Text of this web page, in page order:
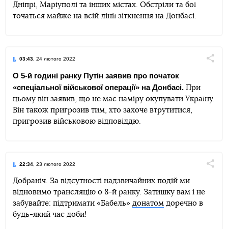
Дніпрі, Маріуполі та інших містах. Обстріли та бої
точаться майже на всій лінії зіткнення на Донбасі.
03:43, 24 лютого 2022
TelegramFacebookTwitter
О 5-й годині ранку Путін заявив про початок
«спеціальної військової операції» на Донбасі. При
цьому він заявив, що не має наміру окупувати Україну.
Він також пригрозив тим, хто захоче втрутитися,
пригрозив військовою відповіддю.
22:34, 23 лютого 2022
TelegramFacebookTwitter
Добраніч. За відсутності надзвичайних подій ми
відновимо трансляцію о 8-й ранку. Затишку вам і не
забувайте: підтримати «Бабель» донатом доречно в
будь-який час доби!